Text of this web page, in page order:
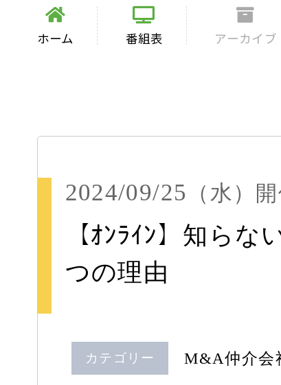
ホーム 番組表 アーカイブ
2024/09/25 （水）
【ｵﾝﾗｲﾝ】知ら
つの理由
カテゴリー M&A仲介会